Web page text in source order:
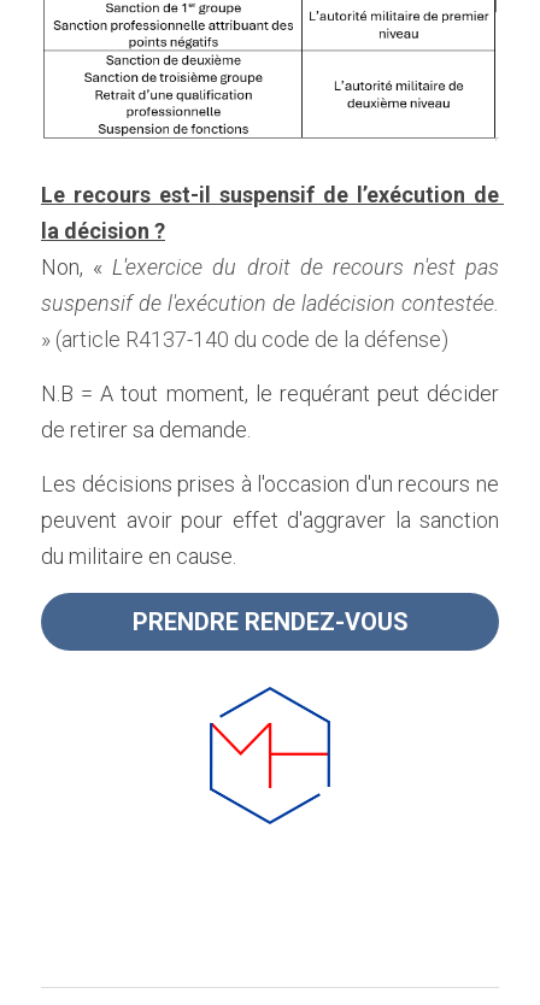
Le recours est-il suspensif de l’exécution de
la décision ?
Non, « L'exercice du droit de recours n'est pas
» (article R4137-140 du code de la défense)
N.B = A tout moment, le requérant peut décider
de retirer sa demande.
Les décisions prises à l'occasion d'un recours ne
peuvent avoir pour effet d'aggraver la sanction
du militaire en cause.
PRENDRE RENDEZ-VOUS